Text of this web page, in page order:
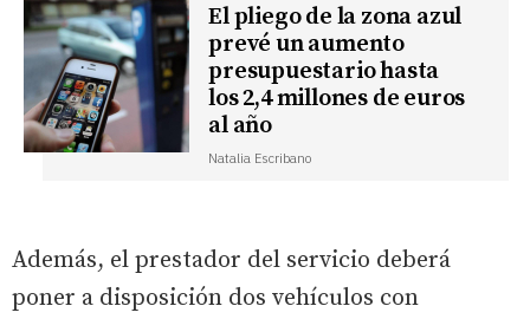
El pliego de la zona azul
prevé un aumento
presupuestario hasta
los 2,4 millones de euros
al año
Natalia Escribano
Además, el prestador del servicio deberá
poner a disposición dos vehículos con